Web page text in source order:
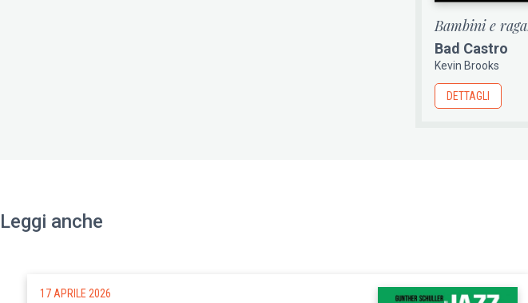
Bambini e
Bad Castro
Kevin Brooks
DETTAGLI
Leggi anche
17 APRILE 2026